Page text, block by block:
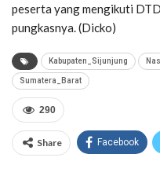
peserta yang mengikuti
pungkasnya. (Dicko)
Kabupaten_Sijunjung
Sumatera_Barat
290
Share Facebook